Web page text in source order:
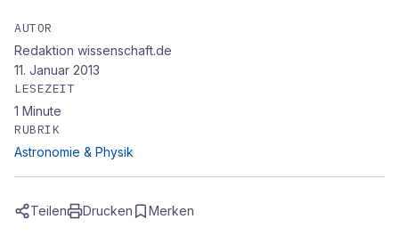
Kosmischer Riese
AUTOR
Redaktion wissenschaft.de
11. Januar 2013
LESEZEIT
1 Minute
RUBRIK
Astronomie & Physik
Teilen Drucken Merken